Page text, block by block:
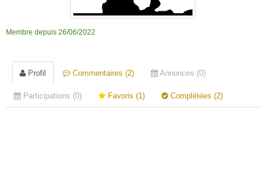
Membre depuis 26/06/2022
Profil Commentaires (2) Annonces (0)
Participations (0) Favoris (1) Complétées (2)